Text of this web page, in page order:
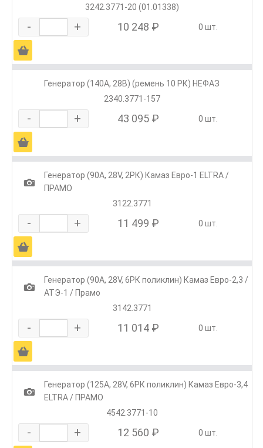
3242.3771-20 (01.01338)
- + 10 248 ₽ 0 шт.
Ä
Генератор (140А, 28В) (ремень 10 РК) НЕФАЗ
2340.3771-157
- + 43 095 ₽ 0 шт.
Ä
1
Генератор (90А, 28V, 2РК) Камаз Евро-1 ELTRA /
ПРАМО
3122.3771
- + 11 499 ₽ 0 шт.
Ä
1
Генератор (90А, 28V, 6РК поликлин) Камаз Евро-2,3 /
АТЭ-1 / Прамо
3142.3771
- + 11 014 ₽ 0 шт.
Ä
1
Генератор (125А, 28V, 6РК поликлин) Камаз Евро-3,4
ELTRA / ПРАМО
4542.3771-10
- + 12 560 ₽ 0 шт.